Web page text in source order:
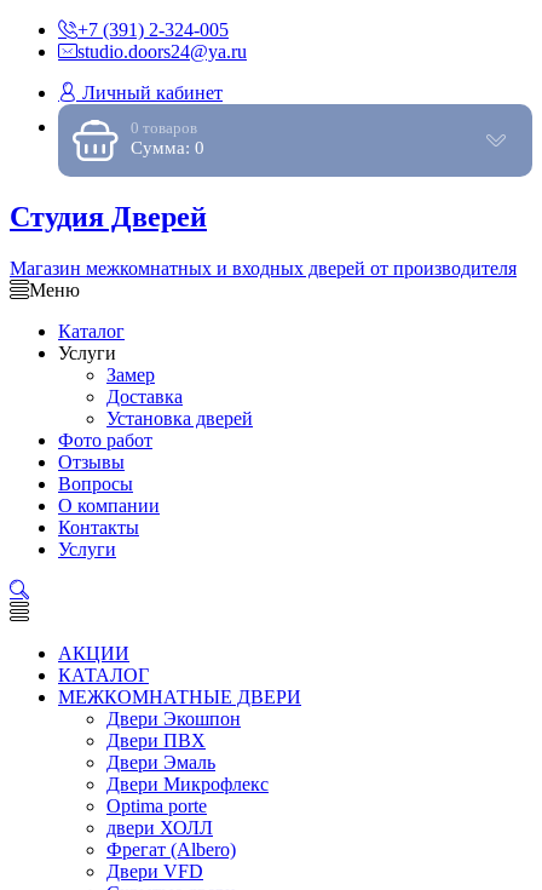
+7 (391) 2-324-005
studio.doors24@ya.ru
Личный кабинет
0 товаров
Сумма: 0
Студия Дверей
Магазин межкомнатных и входных дверей от производителя
Меню
Каталог
Услуги
Замер
Доставка
Установка дверей
Фото работ
Отзывы
Вопросы
О компании
Контакты
Услуги
АКЦИИ
КАТАЛОГ
МЕЖКОМНАТНЫЕ ДВЕРИ
Двери Экошпон
Двери ПВХ
Двери Эмаль
Двери Микрофлекс
Optima porte
двери ХОЛЛ
Фрегат (Albero)
Двери VFD